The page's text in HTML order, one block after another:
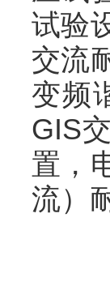
试验
交流
变频
GIS
置，
流）